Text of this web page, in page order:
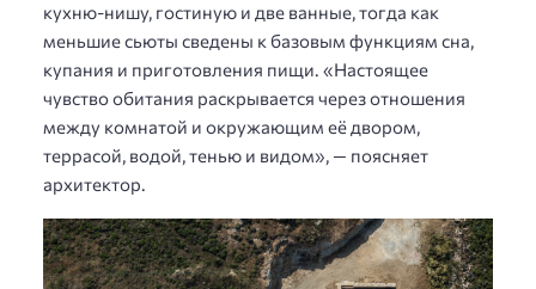
кухню-нишу, гостиную и две ванные, тогда как
меньшие сьюты сведены к базовым функциям сна,
купания и приготовления пищи. «Настоящее
чувство обитания раскрывается через отношения
между комнатой и окружающим её двором,
террасой, водой, тенью и видом», — поясняет
архитектор.